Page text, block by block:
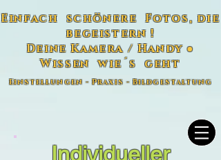
Einfach schönere Fotos, die
begeistern !
Deine Kamera / Handy ●
Wissen wie´s geht
Einstellungen - Praxis - Bildgestaltung
Individueller